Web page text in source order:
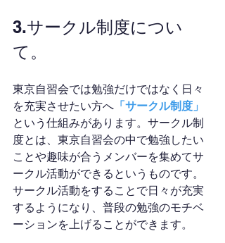
3.サークル制度につい
て。
東京自習会では勉強だけではなく日々
を充実させたい方へ 「サークル制度」
という仕組みがあります。サークル制
度とは、東京自習会の中で勉強したい
ことや趣味が合うメンバーを集めてサ
ークル活動ができるというものです。
サークル活動をすることで日々が充実
するようになり、普段の勉強のモチベ
ーションを上げることができます。